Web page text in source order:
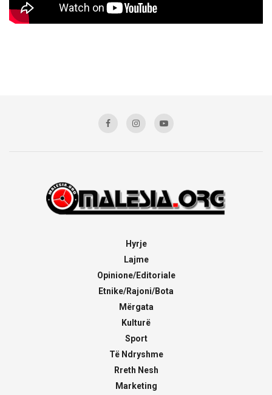
Hyrje
Lajme
Opinione/Editoriale
Etnike/Rajoni/Bota
Mërgata
Kulturë
Sport
Të Ndryshme
Rreth Nesh
Marketing